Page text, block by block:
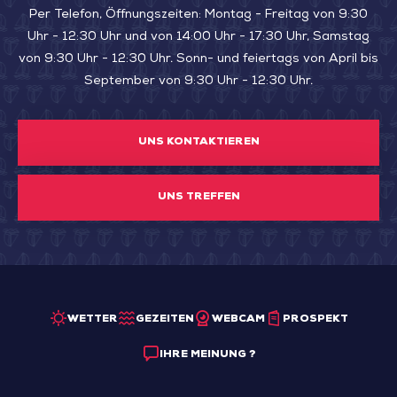
Per Telefon, Öffnungszeiten: Montag - Freitag von 9:30
Uhr - 12:30 Uhr und von 14:00 Uhr - 17:30 Uhr, Samstag
von 9:30 Uhr - 12:30 Uhr. Sonn- und feiertags von April bis
September von 9:30 Uhr - 12:30 Uhr.
UNS KONTAKTIEREN
UNS TREFFEN
WETTER GEZEITEN WEBCAM PROSPEKT
IHRE MEINUNG ?